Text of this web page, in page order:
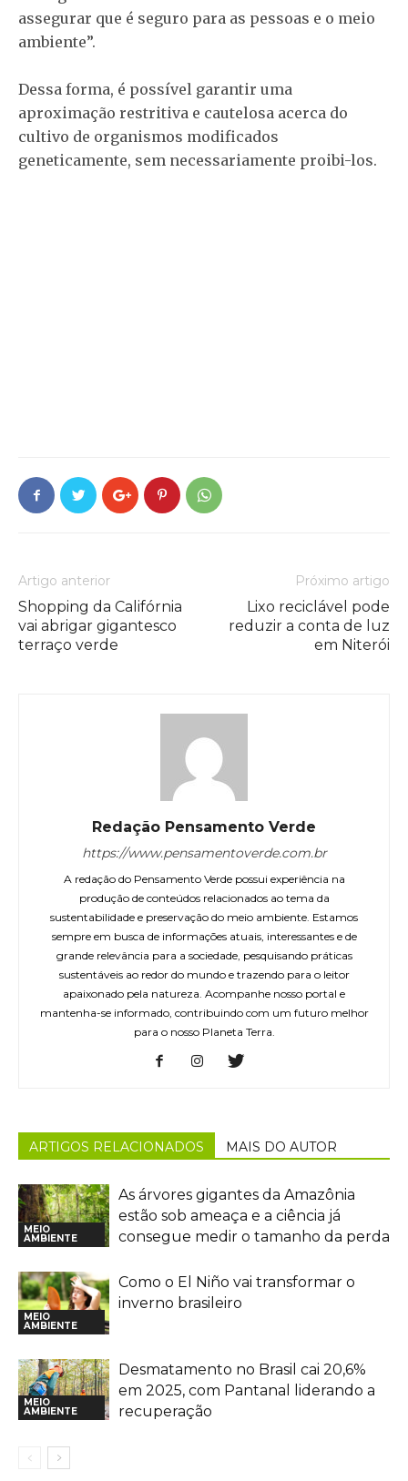
assegurar que é seguro para as pessoas e o meio
ambiente”.
Dessa forma, é possível garantir uma
aproximação restritiva e cautelosa acerca do
cultivo de organismos modificados
geneticamente, sem necessariamente proibi-los.
Artigo anterior
Shopping da Califórnia
vai abrigar gigantesco
terraço verde
Próximo artigo
Lixo reciclável pode
reduzir a conta de luz
em Niterói
Redação Pensamento Verde
https://www.pensamentoverde.com.br
A redação do Pensamento Verde possui experiência na
produção de conteúdos relacionados ao tema da
sustentabilidade e preservação do meio ambiente. Estamos
sempre em busca de informações atuais, interessantes e de
grande relevância para a sociedade, pesquisando práticas
sustentáveis ao redor do mundo e trazendo para o leitor
apaixonado pela natureza. Acompanhe nosso portal e
mantenha-se informado, contribuindo com um futuro melhor
para o nosso Planeta Terra.
ARTIGOS RELACIONADOS MAIS DO AUTOR
MEIO
AMBIENTE
As árvores gigantes da Amazônia
estão sob ameaça e a ciência já
consegue medir o tamanho da perda
MEIO
AMBIENTE
Como o El Niño vai transformar o
inverno brasileiro
MEIO
AMBIENTE
Desmatamento no Brasil cai 20,6%
em 2025, com Pantanal liderando a
recuperação